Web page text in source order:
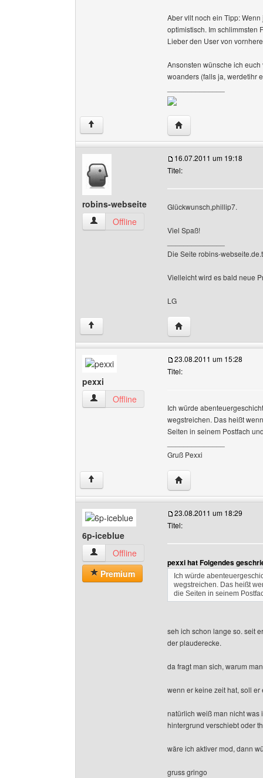
Aber vllt noch ein Tipp:
optimistisch. Im schlimmsten
Lieber den User von
Ansonsten wünsche ich
woanders (falls ja, werdetihr
↑ Website dieses
robins-webseite
robins-webseite Benutzer-Profile anzeigen
Offline
16.07.2011 um 19:18
Titel:
Glückwunsch,phillip7.
Viel Spaß!
Die Seite robins-
Vielleicht wird es bald neue
LG
↑ Website dieses
pexxi
pexxi Benutzer-Profile anzeigen
Offline
23.08.2011 um 15:28
Titel:
Ich würde
wegstreichen. Das heißt
Seiten in seinem Postfach
Gruß Pexxi
↑ Website dieses
6p-iceblue
6p-iceblue Benutzer-Profile anzeigen
Offline
Premium
23.08.2011 um 18:29
Titel:
pexxi hat Folgendes
Ich würde
wegstreichen. Das heißt
die Seiten in seinem
seh ich schon lange so. seit
der plauderecke.
da fragt man sich, warum
wenn er keine zeit hat, soll
natürlich weiß man nicht was
hintergrund verschiebt oder
wäre ich aktiver mod, dann
gruss gringo